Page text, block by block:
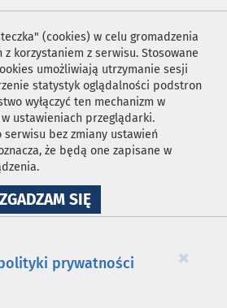
(cookies) w celu gromadzenia
korzystaniem z serwisu. Stosowane
umożliwiają utrzymanie sesji
statystyk oglądalności podstron
wyłączyć ten mechanizm w
ustawieniach przeglądarki.
serwisu bez zmiany ustawień
że będą one zapisane w
ZGADZAM SIĘNA
WYKORZYSTANIE
×
prywatności